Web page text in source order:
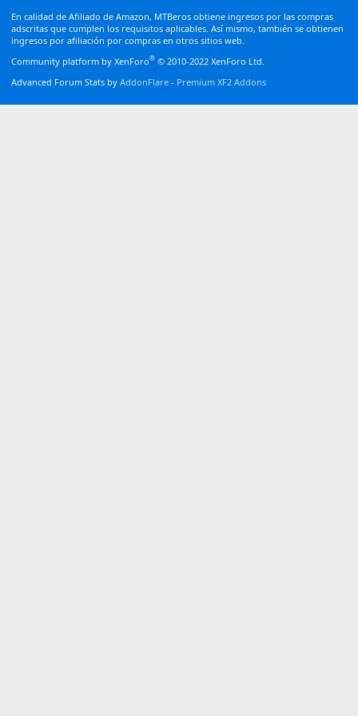
En calidad de Afiliado de Amazon, MTBeros obtiene ingresos por las compras
adscritas que cumplen los requisitos aplicables. Así mismo, también se obtienen
ingresos por afiliación por compras en otros sitios web.
Community platform by XenForo® © 2010-2022 XenForo Ltd.
Advanced Forum Stats by AddonFlare - Premium XF2 Addons